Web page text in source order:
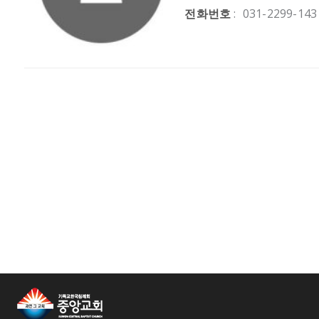
전화번호: 031-2299-143